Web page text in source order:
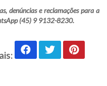
denúncias e reclamações para a
(45) 9 9132-8230.